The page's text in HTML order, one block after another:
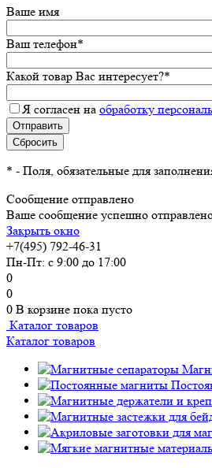
Ваше имя
Ваш телефон*
Какой товар Вас интересует?*
Я согласен на обработку
* - Поля, обязательные для
Сообщение отправлено
Ваше сообщение успешно
Закрыть окно
+7(495) 792-46-31
Пн-Пт: с 9:00 до 17:00
0
0
0 В корзине пока пусто
Каталог товаров
Каталог товаров